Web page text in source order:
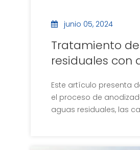
junio 05, 2024
Tratamiento
residuales con
Este artículo presenta
el proceso de
aguas residuales, las
tratamiento.También